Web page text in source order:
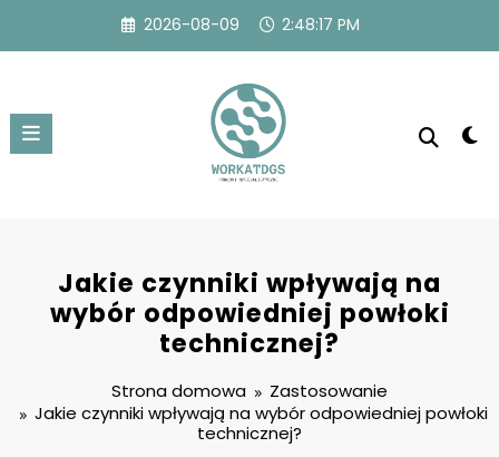
treści
2026-08-09 2:48:18 PM
Jakie czynniki wpływają na
wybór odpowiedniej powłoki
technicznej?
Strona domowa
Zastosowanie
Jakie czynniki wpływają na wybór odpowiedniej powłoki
technicznej?